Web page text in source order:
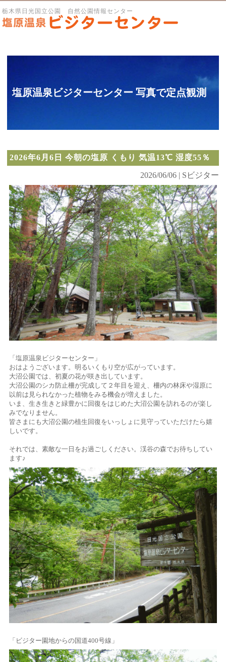
栃木県日光国立公園 自然公園情報センター
塩原温泉ビジターセンター 写真で定点観測
2026年6月6日 今朝の塩原 くもり 気温13℃ 湿度55％
2026/06/06 | Sビジター
「塩原温泉ビジターセンター」
おはようございます。明るいくもり空が広がっています。
大沼公園では、初夏の花が咲き出しています。
大沼公園のシカ防止柵が完成して２年目を迎え、柵内の林床や湿原に
以前は見られなかった植物をみる機会が増えました。
いま、生き生きと緑豊かに回復をはじめた大沼公園を訪れるのが楽し
みでなりません。
皆さまにも大沼公園の植生回復をいっしょに見守っていただけたら嬉
しいです。
それでは、素敵な一日をお過ごしください。渓谷の森でお待ちしてい
ます♪
「ビジター園地からの国道400号線」